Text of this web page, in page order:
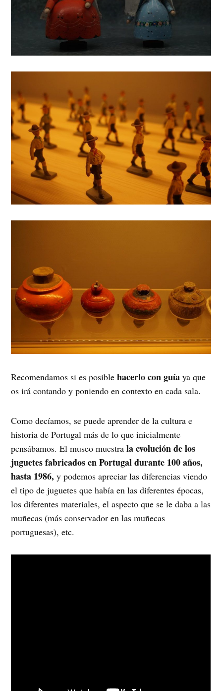
Recomendamos si es posible hacerlo con guía ya que
os irá contando y poniendo en contexto en cada sala.
Como decíamos, se puede aprender de la cultura e
historia de Portugal más de lo que inicialmente
pensábamos. El museo muestrala evolución de los
juguetes fabricados en Portugal durante 100 años,
hasta 1986, y podemos apreciar las diferencias viendo
el tipo de juguetes que había en las diferentes épocas,
los diferentes materiales, el aspecto que se le daba a las
muñecas (más conservador en las muñecas
portuguesas), etc.